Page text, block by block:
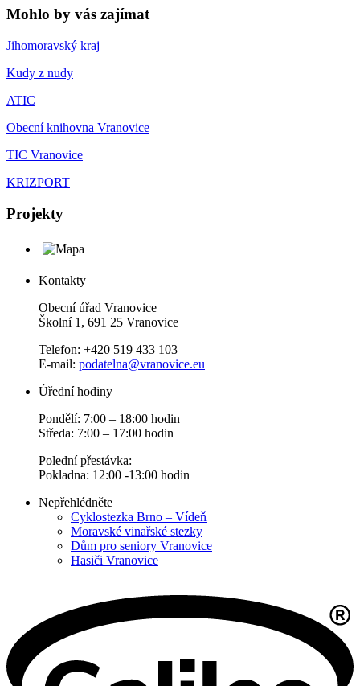
Mohlo by vás zajímat
Jihomoravský kraj
Kudy z nudy
ATIC
Obecní knihovna Vranovice
TIC Vranovice
KRIZPORT
Projekty
Kontakty
Obecní úřad Vranovice
Školní 1, 691 25 Vranovice
Telefon: +420 519 433 103
E-mail: podatelna@vranovice.eu
Úřední hodiny
Pondělí: 7:00 – 18:00 hodin
Středa: 7:00 – 17:00 hodin
Polední přestávka:
Pokladna: 12:00 -13:00 hodin
Nepřehlédněte
Cyklostezka Brno – Vídeň
Moravské vinařské stezky
Dům pro seniory Vranovice
Hasiči Vranovice